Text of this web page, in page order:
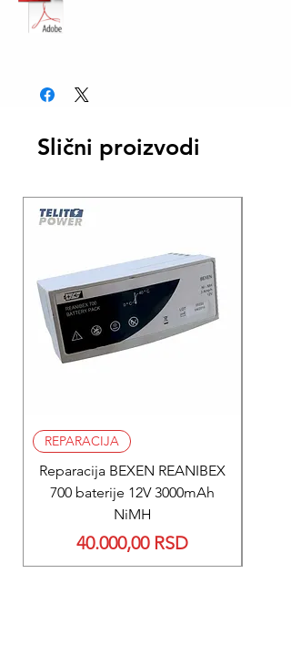
Slični proizvodi
REPARACIJA
Reparacija BEXEN REANIBEX
700 baterije 12V 3000mAh
NiMH
Price
40.000,00 RSD